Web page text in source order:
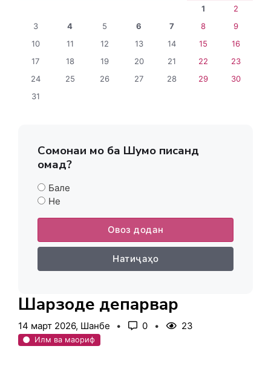
1
2
3
4 5 6 7 8
9
10
11 12 13 14 15
16
17
18 19 20 21 22
23
24
25 26 27 28 29
30
31
Сомонаи мо ба Шумо писанд
омад?
Бале
Не
Овоз додан
Натиҷаҳо
Шаҳрзоде деҳпарвар
14 март 2026, Шанбе 0 23
Илм ва маориф